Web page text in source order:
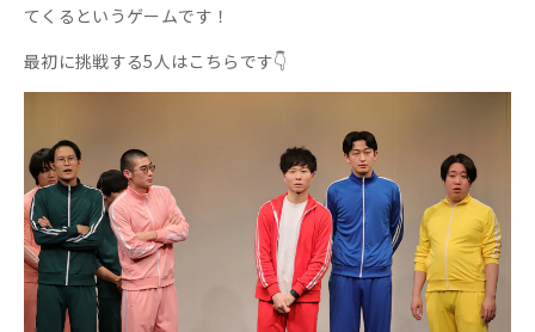
てくるというゲームです！
最初に挑戦する5人はこちらです👇